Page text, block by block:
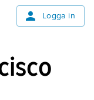
Logga in